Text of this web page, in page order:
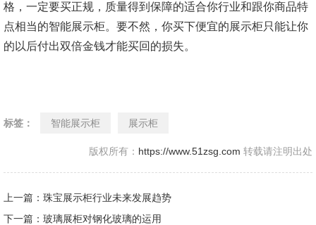
格，一定要买正规，质量得到保障的适合你行业和跟你商品特
点相当的智能展示柜。要不然，你买下便宜的展示柜只能让你
的以后付出双倍金钱才能买回的损失。
标签： 智能展示柜 展示柜
版权所有： https://www.51zsg.com 转载请注明出处
上一篇：珠宝展示柜行业未来发展趋势
下一篇：玻璃展柜对钢化玻璃的运用